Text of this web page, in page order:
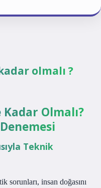
olmalı ?
Olmalı?
Teknik
sorunları, insan doğasını